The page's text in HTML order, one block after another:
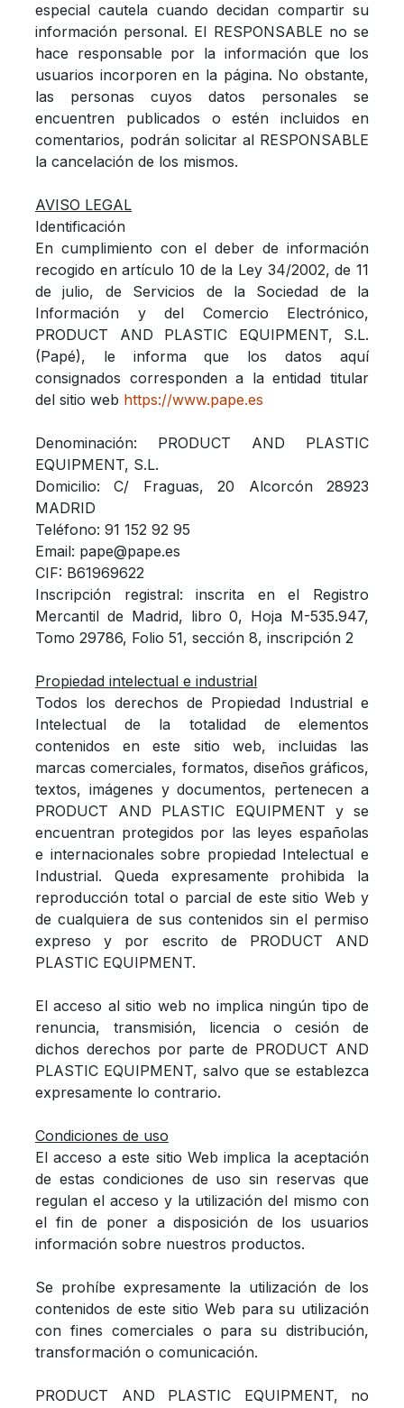
especial cautela cuando decidan compartir su
información personal. El RESPONSABLE no se
hace responsable por la información que los
usuarios incorporen en la página. No obstante,
las personas cuyos datos personales se
encuentren publicados o estén incluidos en
comentarios, podrán solicitar al RESPONSABLE
la cancelación de los mismos.
AVISO LEGAL
Identificación
En cumplimiento con el deber de información
recogido en artículo 10 de la Ley 34/2002, de 11
de julio, de Servicios de la Sociedad de la
Información y del Comercio Electrónico,
PRODUCT AND PLASTIC EQUIPMENT, S.L.
(Papé), le informa que los datos aquí
consignados corresponden a la entidad titular
del sitio web https://www.pape.es
Denominación: PRODUCT AND PLASTIC
EQUIPMENT, S.L.
Domicilio: C/ Fraguas, 20 Alcorcón 28923
MADRID
Teléfono: 91 152 92 95
Email: pape@pape.es
CIF: B61969622
Inscripción registral: inscrita en el Registro
Mercantil de Madrid, libro 0, Hoja M-535.947,
Tomo 29786, Folio 51, sección 8, inscripción 2
Propiedad intelectual e industrial
Todos los derechos de Propiedad Industrial e
Intelectual de la totalidad de elementos
contenidos en este sitio web, incluidas las
marcas comerciales, formatos, diseños gráficos,
textos, imágenes y documentos, pertenecen a
PRODUCT AND PLASTIC EQUIPMENT y se
encuentran protegidos por las leyes españolas
e internacionales sobre propiedad Intelectual e
Industrial. Queda expresamente prohibida la
reproducción total o parcial de este sitio Web y
de cualquiera de sus contenidos sin el permiso
expreso y por escrito de PRODUCT AND
PLASTIC EQUIPMENT.
El acceso al sitio web no implica ningún tipo de
renuncia, transmisión, licencia o cesión de
dichos derechos por parte de PRODUCT AND
PLASTIC EQUIPMENT, salvo que se establezca
expresamente lo contrario.
Condiciones de uso
El acceso a este sitio Web implica la aceptación
de estas condiciones de uso sin reservas que
regulan el acceso y la utilización del mismo con
el fin de poner a disposición de los usuarios
información sobre nuestros productos.
Se prohíbe expresamente la utilización de los
contenidos de este sitio Web para su utilización
con fines comerciales o para su distribución,
transformación o comunicación.
PRODUCT AND PLASTIC EQUIPMENT, no